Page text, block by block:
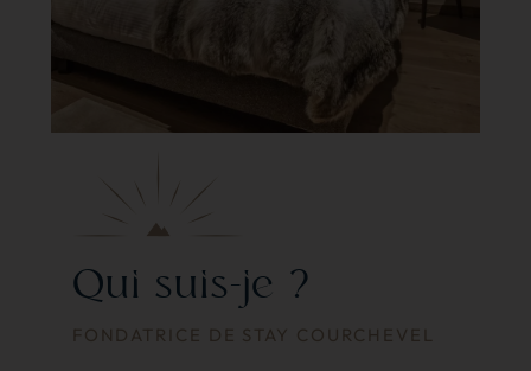
Qui suis-je ?
FONDATRICE DE STAY COURCHEVEL